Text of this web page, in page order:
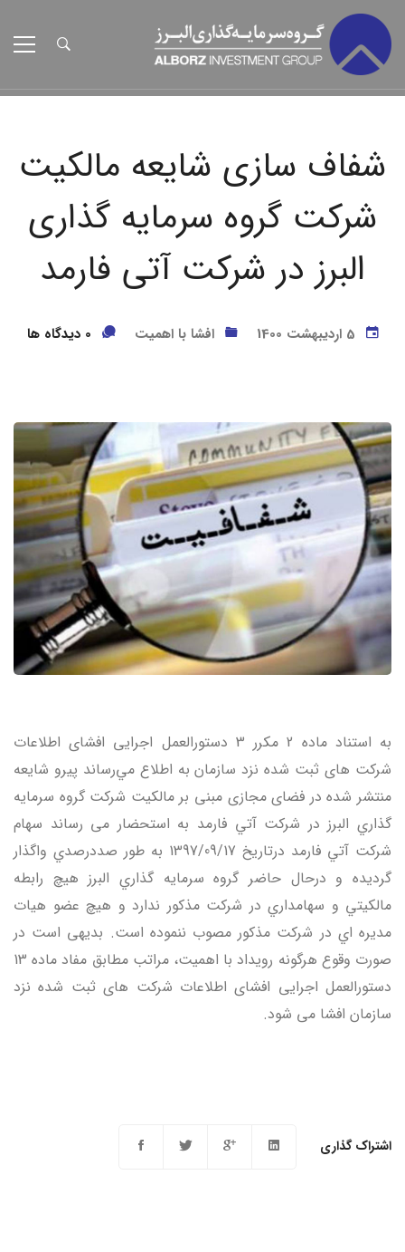
شفاف سازی شایعه مالکيت
شرکت گروه سرمايه گذاری
البرز در شرکت آتی فارمد
افشا با اهمیت 0 دیدگاه ها
به استناد ماده 2 مکرر 3 دستورالعمل اجرایی افشای اطلاعات
شرکت های ثبت شده نزد سازمان به اطلاع مي‌رساند پیرو شایعه
منتشر شده در فضای مجازی مبنی بر مالکيت شرکت گروه سرمايه
گذاري البرز در شرکت آتي فارمد به استحضار می رساند سهام
شرکت آتي فارمد درتاريخ 1397/09/17 به طور صددرصدي واگذار
گرديده و درحال حاضر گروه سرمايه گذاري البرز هيچ رابطه
مالکيتي و سهامداري در شرکت مذکور ندارد و هيچ عضو هيات
مديره اي در شرکت مذکور مصوب ننموده است. بدیهی است در
صورت وقوع هرگونه رویداد با اهمیت، مراتب مطابق مفاد ماده 13
دستورالعمل اجرایی افشای اطلاعات شرکت های ثبت شده نزد
سازمان افشا می شود.
اشتراک گذاری